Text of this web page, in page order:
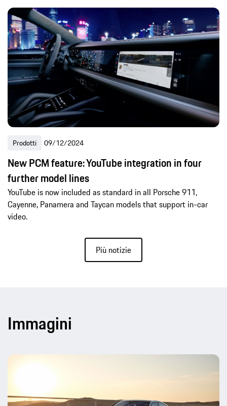
Prodotti 09/12/2024
New PCM feature: YouTube integration in four
further model lines
YouTube is now included as standard in all Porsche 911,
Cayenne, Panamera and Taycan models that support in-car
video.
Più notizie
Immagini